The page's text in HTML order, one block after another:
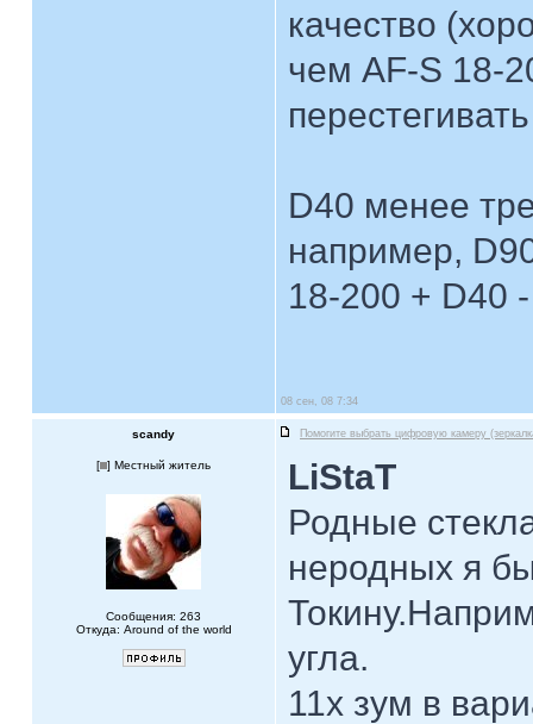
качество
чем AF-S 18-
D40 менее
например,
18-200 + D40
08 сен, 08 7:34
scandy Помогите выбрать цифровую камеру
[ ] Местный житель
Сообщения: 263
Откуда: Around of the world
LiStaT
Родные
неродных я
угла.
11х зум в